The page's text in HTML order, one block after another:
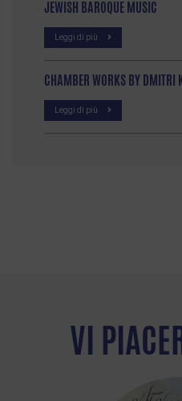
JEWISH BAROQUE MUSIC
Leggi di più
CHAMBER WORKS BY DMITRI
Leggi di più
VI